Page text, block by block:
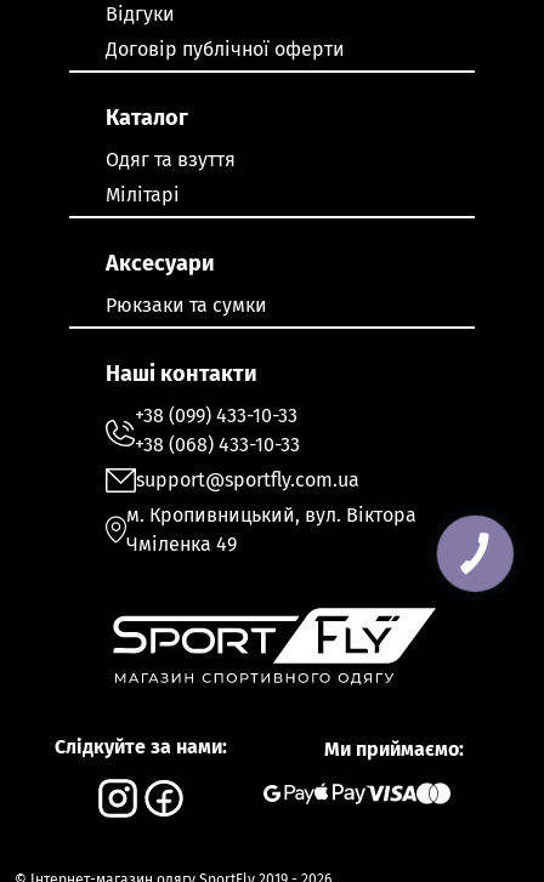
Слідкуйте за нами: Ми приймаємо:
Відгуки
Договір публічної оферти
Каталог
Одяг та взуття
Мілітарі
Аксесуари
Рюкзаки та сумки
Наші контакти
+38 (099) 433-10-33
+38 (068) 433-10-33
support@sportfly.com.ua
м. Кропивницький, вул. Віктора
Чміленка 49